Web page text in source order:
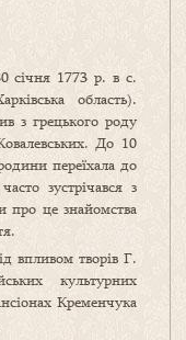
січня 1773 р. в с.
область).
з грецького роду
До 10
переїхала до
зустрічався з
про це знайомства
впливом творів Г.
культурних
Кременчука